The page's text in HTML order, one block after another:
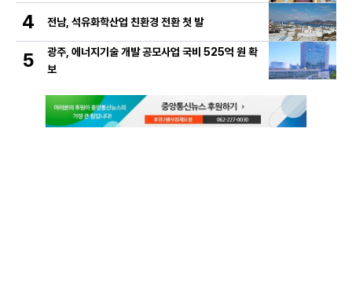
4 전남, 석유화학산업 친환경 전환 첫 발
5
광주, 에너지기술 개발 공모사업 국비 525억 원 확
보